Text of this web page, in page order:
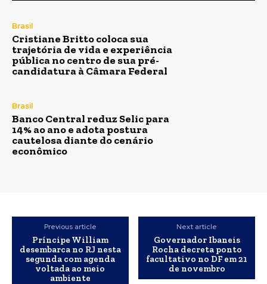
Brasil
Cristiane Britto coloca sua
trajetória de vida e experiência
pública no centro de sua pré-
candidatura à Câmara Federal
Brasil
Banco Central reduz Selic para
14% ao ano e adota postura
cautelosa diante do cenário
econômico
Previous article
Príncipe William
desembarca no RJ nesta
segunda com agenda
voltada ao meio
ambiente
Next article
Governador Ibaneis
Rocha decreta ponto
facultativo no DF em 21
de novembro